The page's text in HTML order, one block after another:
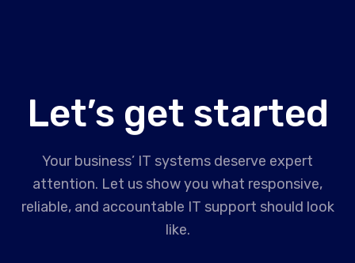
Let’s get started
Your business’ IT systems deserve expert
attention. Let us show you what responsive,
reliable, and accountable IT support should look
like.